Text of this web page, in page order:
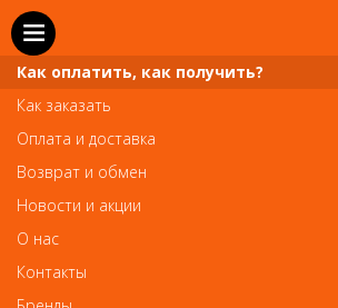
Как оплатить, как получить?
Как заказать
Оплата и доставка
Возврат и обмен
Новости и акции
О нас
Контакты